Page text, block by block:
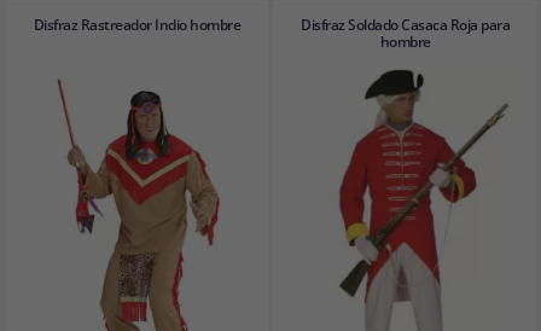
Disfraz Rastreador Indio hombre
Disfraz Soldado Casaca Roja para
hombre